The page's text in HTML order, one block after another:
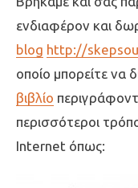
ενδιαφέρον και
blog http://
οποίο μπορείτε να
βιβλίο
περισσότεροι
Internet όπως: